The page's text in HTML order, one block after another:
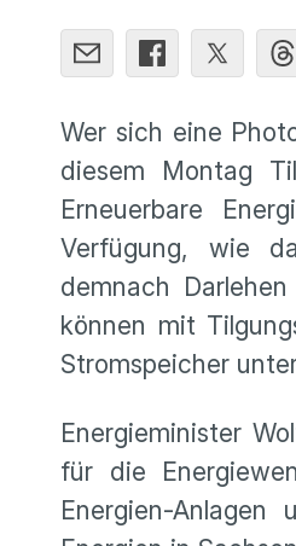
Wer sich eine
diesem Montag
Erneuerbare
Verfügung, wie
demnach
können mit
Stromspeicher
Energieminister
für die
Energien-